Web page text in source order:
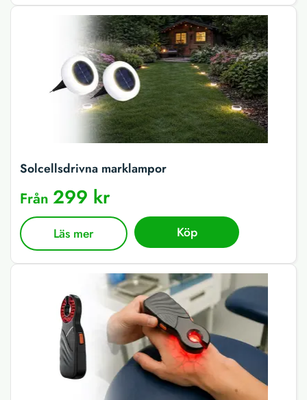
Solcellsdrivna marklampor
Från 299 kr
Läs mer Köp